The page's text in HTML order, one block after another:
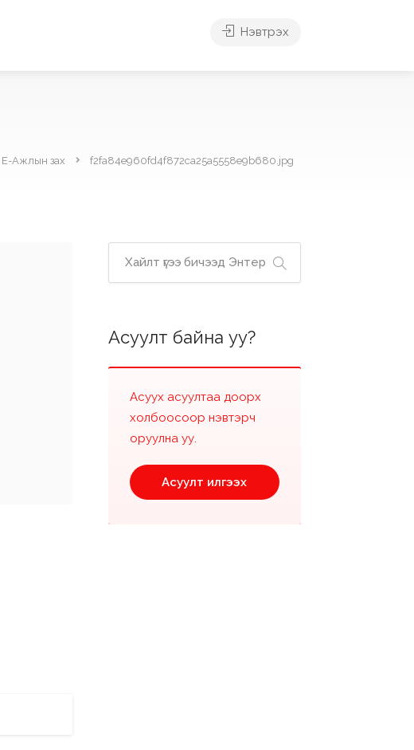
Нэвтрэх
Е-Ажлын зах f2fa84e960fd4f872ca25a5558e9b680.jpg
Асуулт байна уу?
Асуух асуултаа доорх
холбоосоор нэвтэрч
оруулна уу.
Асуулт илгээх